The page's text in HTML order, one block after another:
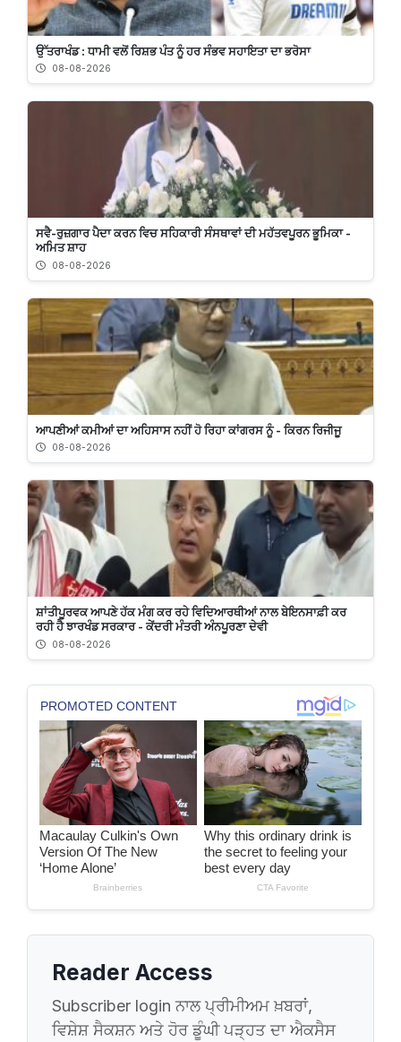
ਉੱਤਰਾਖੰਡ : ਧਾਮੀ ਵਲੋਂ ਰਿਸ਼ਭ ਪੰਤ ਨੂੰ ਹਰ ਸੰਭਵ ਸਹਾਇਤਾ ਦਾ ਭਰੋਸਾ
08-08-2026
ਸਵੈ-ਰੁਜ਼ਗਾਰ ਪੈਦਾ ਕਰਨ ਵਿਚ ਸਹਿਕਾਰੀ ਸੰਸਥਾਵਾਂ ਦੀ ਮਹੱਤਵਪੂਰਨ ਭੂਮਿਕਾ -
ਅਮਿਤ ਸ਼ਾਹ
08-08-2026
ਆਪਣੀਆਂ ਕਮੀਆਂ ਦਾ ਅਹਿਸਾਸ ਨਹੀਂ ਹੋ ਰਿਹਾ ਕਾਂਗਰਸ ਨੂੰ - ਕਿਰਨ ਰਿਜੀਜੂ
08-08-2026
ਸ਼ਾਂਤੀਪੂਰਵਕ ਆਪਣੇ ਹੱਕ ਮੰਗ ਕਰ ਰਹੇ ਵਿਦਿਆਰਥੀਆਂ ਨਾਲ ਬੇਇਨਸਾਫ਼ੀ ਕਰ
ਰਹੀ ਹੈ ਝਾਰਖੰਡ ਸਰਕਾਰ - ਕੇਂਦਰੀ ਮੰਤਰੀ ਅੰਨਪੂਰਣਾ ਦੇਵੀ
08-08-2026
Reader Access
Subscriber login ਨਾਲ ਪ੍ਰੀਮੀਅਮ ਖ਼ਬਰਾਂ,
ਵਿਸ਼ੇਸ਼ ਸੈਕਸ਼ਨ ਅਤੇ ਹੋਰ ਡੂੰਘੀ ਪੜ੍ਹਤ ਦਾ ਐਕਸੈਸ